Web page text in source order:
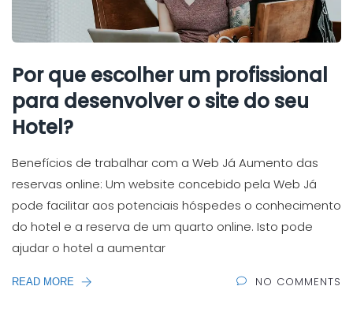
Por que escolher um profissional
para desenvolver o site do seu
Hotel?
Benefícios de trabalhar com a Web Já Aumento das
reservas online: Um website concebido pela Web Já
pode facilitar aos potenciais hóspedes o conhecimento
do hotel e a reserva de um quarto online. Isto pode
ajudar o hotel a aumentar
READ MORE NO COMMENTS